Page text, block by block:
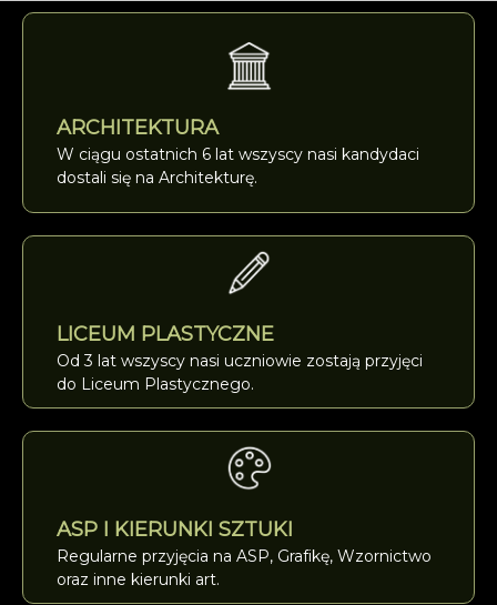
ARCHITEKTURA
W ciągu ostatnich 6 lat wszyscy nasi kandydaci
dostali się na Architekturę.
LICEUM PLASTYCZNE
Od 3 lat wszyscy nasi uczniowie zostają przyjęci
do Liceum Plastycznego.
ASP I KIERUNKI SZTUKI
Regularne przyjęcia na ASP, Grafikę, Wzornictwo
oraz inne kierunki art.